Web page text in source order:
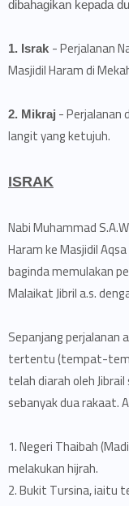
dibahagikan kepada
1. Israk - Perjalanan
Masjidil Haram di
2. Mikraj - Perjalanan
langit yang ketujuh.
ISRAK
Nabi Muhammad
Haram ke Masjidil
baginda memulakan
Malaikat Jibril a.s.
Sepanjang
tertentu (tempat-
telah diarah oleh
sebanyak dua
1. Negeri Thaibah
melakukan hijrah.
2. Bukit Tursina, iaitu